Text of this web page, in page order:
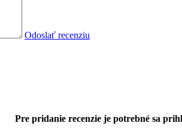
Odoslať recenziu
Pre pridanie recenzie je potrebné sa